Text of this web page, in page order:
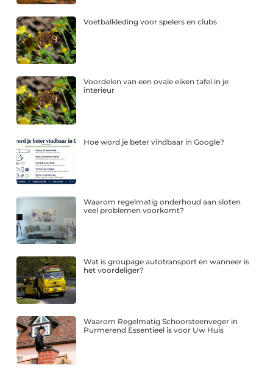
Voetbalkleding voor spelers en clubs
Voordelen van een ovale eiken tafel in je
interieur
Hoe word je beter vindbaar in Google?
Waarom regelmatig onderhoud aan sloten
veel problemen voorkomt?
Wat is groupage autotransport en wanneer is
het voordeliger?
Waarom Regelmatig Schoorsteenveger in
Purmerend Essentieel is voor Uw Huis